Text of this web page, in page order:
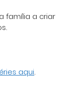
família a criar
aqui.